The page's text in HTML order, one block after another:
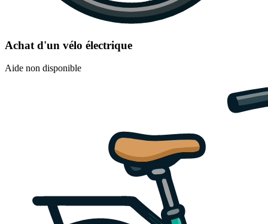
Achat d'un vélo électrique
Aide non disponible